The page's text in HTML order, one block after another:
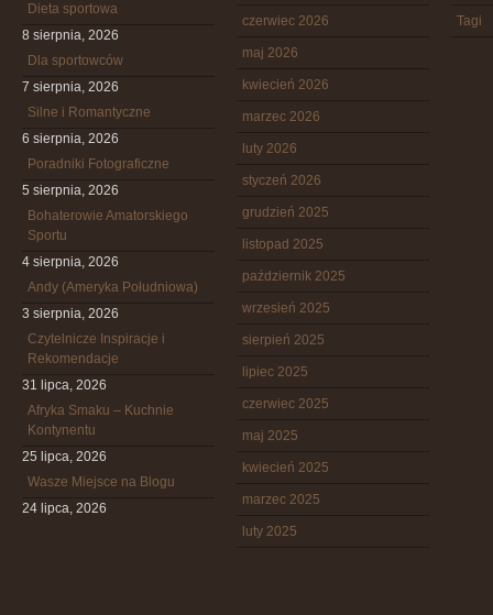
Dieta sportowa
8 sierpnia, 2026
Dla sportowców
7 sierpnia, 2026
Silne i Romantyczne
6 sierpnia, 2026
Poradniki Fotograficzne
5 sierpnia, 2026
Bohaterowie Amatorskiego
Sportu
4 sierpnia, 2026
Andy (Ameryka Południowa)
3 sierpnia, 2026
Czytelnicze Inspiracje i
Rekomendacje
31 lipca, 2026
Afryka Smaku – Kuchnie
Kontynentu
25 lipca, 2026
Wasze Miejsce na Blogu
24 lipca, 2026
czerwiec 2026
maj 2026
kwiecień 2026
marzec 2026
luty 2026
styczeń 2026
grudzień 2025
listopad 2025
październik 2025
wrzesień 2025
sierpień 2025
lipiec 2025
czerwiec 2025
maj 2025
kwiecień 2025
marzec 2025
luty 2025
Tagi